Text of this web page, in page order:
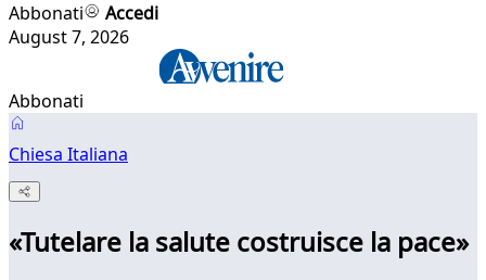
Abbonati
Accedi
August 7, 2026
Abbonati
Chiesa Italiana
«Tutelare la salute costruisce la pace»